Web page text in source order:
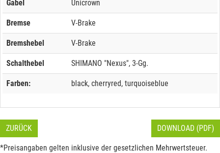
Gabel Unicrown
Bremse V-Brake
Bremshebel V-Brake
Schalthebel SHIMANO "Nexus", 3-Gg.
Farben: black, cherryred, turquoiseblue
ZURÜCK DOWNLOAD (PDF)
*Preisangaben gelten inklusive der gesetzlichen Mehrwertsteuer.